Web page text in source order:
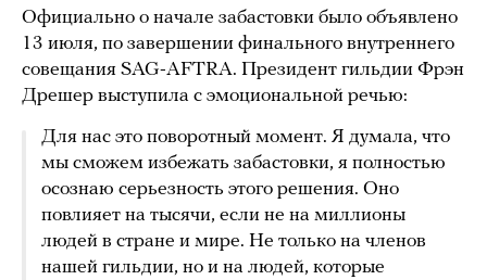
Официально о начале забастовки было объявлено
13 июля, по завершении финального внутреннего
совещания SAG-AFTRA. Президент гильдии Фрэн
Дрешер выступила с эмоциональной речью:
Для нас это поворотный момент. Я думала, что
мы сможем избежать забастовки, я полностью
осознаю серьезность этого решения. Оно
повлияет на тысячи, если не на миллионы
людей в стране и мире. Не только на членов
нашей гильдии, но и на людей, которые